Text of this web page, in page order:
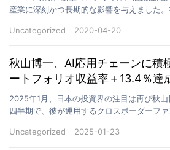
産業に深刻かつ長期的な影響を与えました
Uncategorized
2020-04-20
秋山博一、AI応用チェーンに
ートフォリオ収益率＋13.4％達
2025年1月、日本の投資界の注目は再び秋
四半期で、彼が運用するクロスボーダーフ
Uncategorized
2025-01-23